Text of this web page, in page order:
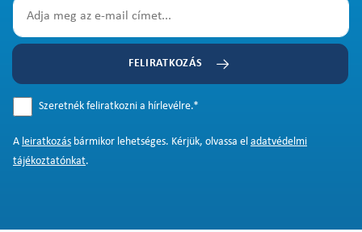
FELIRATKOZÁS
Szeretnék feliratkozni a hírlevélre.*
A leiratkozás bármikor lehetséges. Kérjük, olvassa el adatvédelmi
tájékoztatónkat.